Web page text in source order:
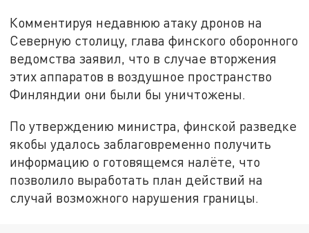
Комментируя недавнюю атаку дронов на
Северную столицу, глава финского оборонного
ведомства заявил, что в случае вторжения
этих аппаратов в воздушное пространство
Финляндии они были бы уничтожены.
По утверждению министра, финской разведке
якобы удалось заблаговременно получить
информацию о готовящемся налёте, что
позволило выработать план действий на
случай возможного нарушения границы.